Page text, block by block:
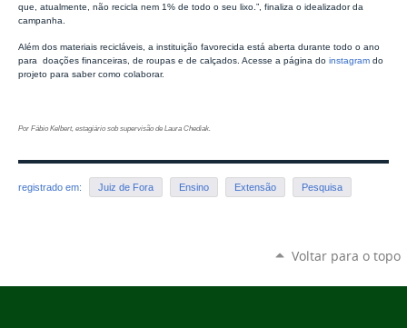
que, atualmente, não recicla nem 1% de todo o seu lixo.”, finaliza o idealizador da
campanha.
Além dos materiais recicláveis, a instituição favorecida está aberta durante todo o ano
para doações financeiras, de roupas e de calçados. Acesse a página do instagram do
projeto para saber como colaborar.
Por Fábio Kelbert, estagiário sob supervisão de Laura Chediak.
registrado em: Juiz de Fora Ensino Extensão Pesquisa
Voltar para o topo